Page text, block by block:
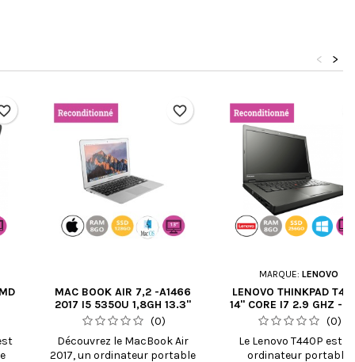
>
<
MAC BOOK AIR 7,2 -A1466
2017 I5 5350U 1,8GH 13.3"
8GO RAM - 128GO SSD -
RECONDITIONNÉ
(0)
Découvrez le MacBook Air
2017, un ordinateur portable
favorite_border
MARQUE: LENOVO
LENOVO THINKPAD
14" CORE I7 2.9 GHZ -
256 GO - 8 GO
FRANÇAIS
(0)
Le Lenovo T440P est
ordinateur portable